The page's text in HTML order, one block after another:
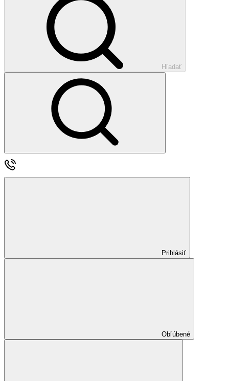
Hľadať
Prihlásiť
Obľúbené